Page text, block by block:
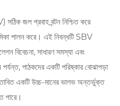
সঠিক জল প্রবাহ বন্টন নিশ্চিত করে
পালন করে। এই নিবন্ধটি SBV
বিবেচনা, সাধারণ সমস্যা এবং
পাঠকদের একটি পরিষ্কার বোঝাপড়া
একটি উচ্চ-মানের ভালভ অন্তর্ভুক্ত
পারে।